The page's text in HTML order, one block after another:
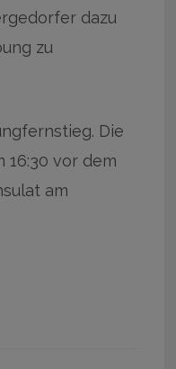
dazu
zu
Die
16:30 vor dem
am